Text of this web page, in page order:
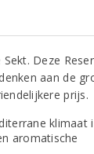
Deze
aan de
prijs.
klimaat
aromatische